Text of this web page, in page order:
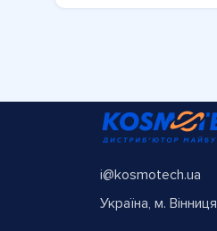
i@kosmotech.ua
Україна, м. Вінниця